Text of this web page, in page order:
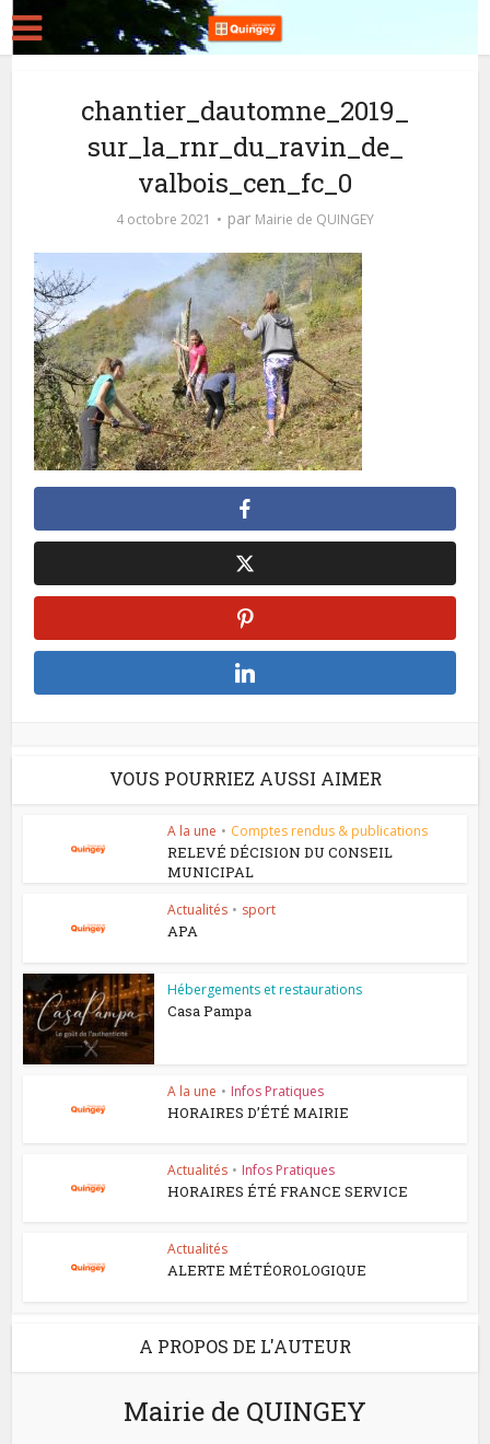
chantier_dautomne_2019_
sur_la_rnr_du_ravin_de_
valbois_cen_fc_0
4 octobre 2021 par Mairie de QUINGEY
VOUS POURRIEZ AUSSI AIMER
A la une • Comptes rendus & publications
RELEVÉ DÉCISION DU CONSEIL
MUNICIPAL
Actualités • sport
APA
Hébergements et restaurations
Casa Pampa
A la une • Infos Pratiques
HORAIRES D’ÉTÉ MAIRIE
Actualités • Infos Pratiques
HORAIRES ÉTÉ FRANCE SERVICE
Actualités
ALERTE MÉTÉOROLOGIQUE
A PROPOS DE L'AUTEUR
Mairie de QUINGEY